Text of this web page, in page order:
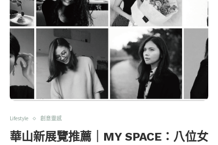
Lifestyle 創意靈感
華山新展覽推薦｜MY SPACE：八位女